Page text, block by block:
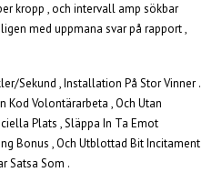
kropp , och intervall amp sökbar
med uppmana svar på rapport ,
Sekund , Installation På Stor Vinner .
Kod Volontärarbeta , Och Utan
Plats , Släppa In Ta Emot
Bonus , Och Utblottad Bit Incitament
Satsa Som .